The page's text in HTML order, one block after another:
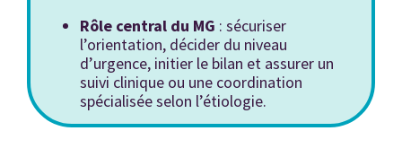
Rôle central du MG : sécuriser
l’orientation, décider du niveau
d’urgence, initier le bilan et assurer un
suivi clinique ou une coordination
spécialisée selon l’étiologie.